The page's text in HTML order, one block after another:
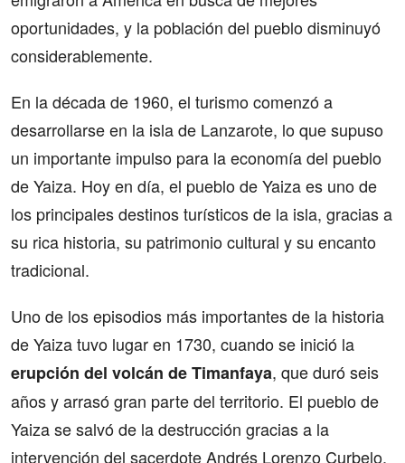
oportunidades, y la población del pueblo disminuyó
considerablemente.
En la década de 1960, el turismo comenzó a
desarrollarse en la isla de Lanzarote, lo que supuso
un importante impulso para la economía del pueblo
de Yaiza. Hoy en día, el pueblo de Yaiza es uno de
los principales destinos turísticos de la isla, gracias a
su rica historia, su patrimonio cultural y su encanto
tradicional.
Uno de los episodios más importantes de la historia
de Yaiza tuvo lugar en 1730, cuando se inició la
erupción del volcán de Timanfaya, que duró seis
años y arrasó gran parte del territorio. El pueblo de
Yaiza se salvó de la destrucción gracias a la
intervención del sacerdote Andrés Lorenzo Curbelo,